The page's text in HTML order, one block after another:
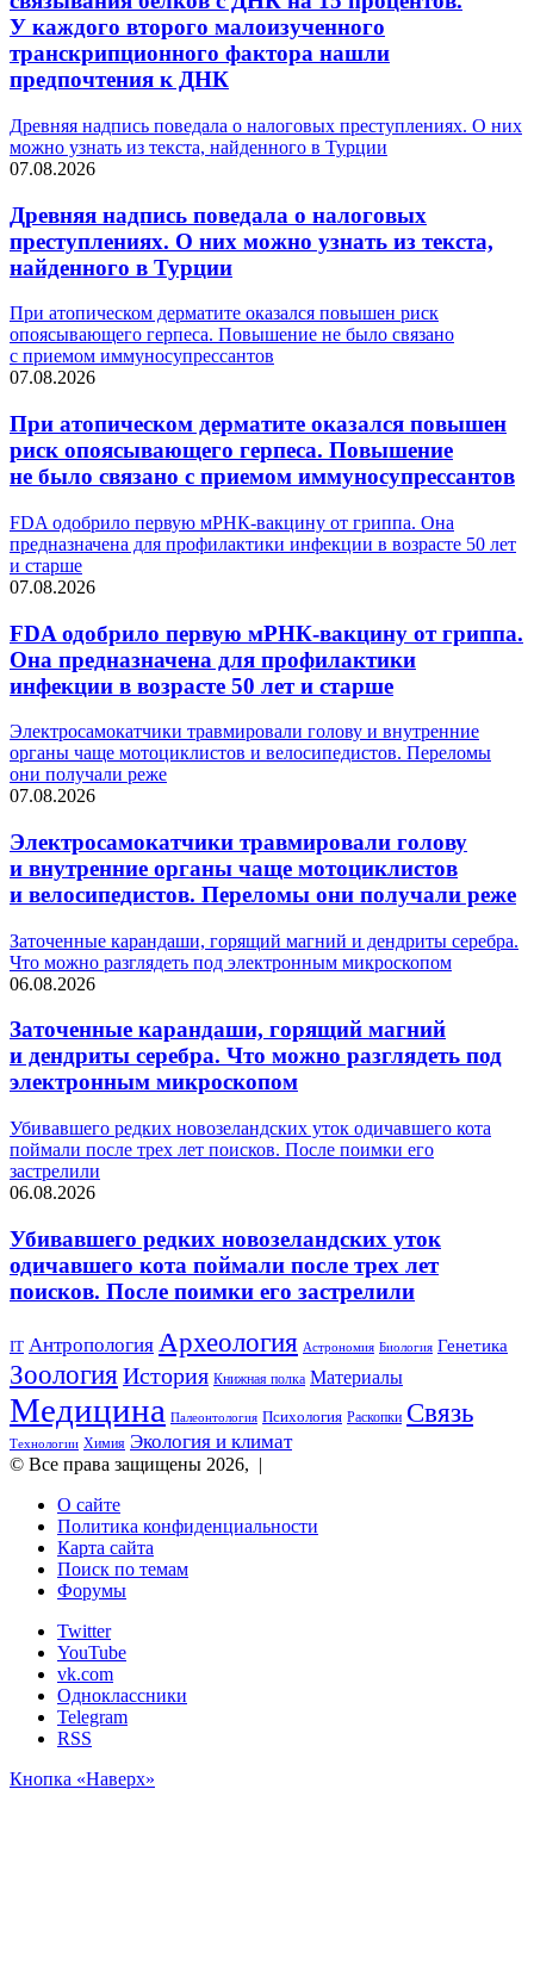
У каждого второго малоизученного
транскрипционного фактора нашли
предпочтения к ДНК
Древняя надпись поведала о налоговых преступлениях. О них
можно узнать из текста, найденного в Турции
07.08.2026
Древняя надпись поведала о налоговых
преступлениях. О них можно узнать из текста,
найденного в Турции
При атопическом дерматите оказался повышен риск
опоясывающего герпеса. Повышение не было связано
с приемом иммуносупрессантов
07.08.2026
При атопическом дерматите оказался повышен
риск опоясывающего герпеса. Повышение
не было связано с приемом иммуносупрессантов
FDA одобрило первую мРНК-вакцину от гриппа. Она
предназначена для профилактики инфекции в возрасте 50 лет
и старше
07.08.2026
FDA одобрило первую мРНК-вакцину от гриппа.
Она предназначена для профилактики
инфекции в возрасте 50 лет и старше
Электросамокатчики травмировали голову и внутренние
органы чаще мотоциклистов и велосипедистов. Переломы
они получали реже
07.08.2026
Электросамокатчики травмировали голову
и внутренние органы чаще мотоциклистов
и велосипедистов. Переломы они получали реже
Заточенные карандаши, горящий магний и дендриты серебра.
Что можно разглядеть под электронным микроскопом
06.08.2026
Заточенные карандаши, горящий магний
и дендриты серебра. Что можно разглядеть под
электронным микроскопом
Убивавшего редких новозеландских уток одичавшего кота
поймали после трех лет поисков. После поимки его
застрелили
06.08.2026
Убивавшего редких новозеландских уток
одичавшего кота поймали после трех лет
поисков. После поимки его застрелили
IT Антропология Археология Астрономия Биология Генетика
Зоология История Книжная полка Материалы
Медицина Палеонтология Психология Раскопки Связь
Технологии Химия Экология и климат
© Все права защищены 2026, |
О сайте
Политика конфиденциальности
Карта сайта
Поиск по темам
Форумы
Twitter
YouTube
vk.com
Одноклассники
Telegram
RSS
Кнопка «Наверх»